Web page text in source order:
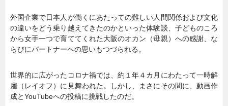
外国企業で日本人が働くにあたっての難しい人間関係および文化
の違いをどう乗り越えてきたのかといった体験談、子どものころ
から女手一つで育ててくれた大阪のオカン（母親）への感謝、な
らびにパートナーへの思いもつづられる。
世界的に広がったコロナ禍では、約１年４カ月にわたって一時解
雇（レイオフ）に見舞われた。しかし、まさにその間に、動画作
成とYouTubeへの投稿に挑戦したのだ。